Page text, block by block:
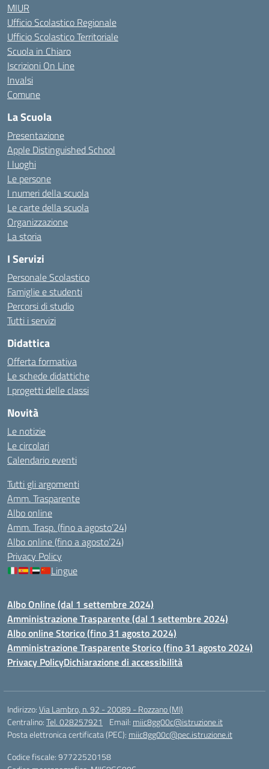
MIUR
Ufficio Scolastico Regionale
Ufficio Scolastico Territoriale
Scuola in Chiaro
Iscrizioni On Line
Invalsi
Comune
La Scuola
Presentazione
Apple Distinguished School
I luoghi
Le persone
I numeri della scuola
Le carte della scuola
Organizzazione
La storia
I Servizi
Personale Scolastico
Famiglie e studenti
Percorsi di studio
Tutti i servizi
Didattica
Offerta formativa
Le schede didattiche
I progetti delle classi
Novità
Le notizie
Le circolari
Calendario eventi
Tutti gli argomenti
Amm. Trasparente
Albo online
Amm. Trasp. (fino a agosto’24)
Albo online (fino a agosto’24)
Privacy Policy
Lingue
Albo Online (dal 1 settembre 2024)
Amministrazione Trasparente (dal 1 settembre 2024)
Albo online Storico (fino 31 agosto 2024)
Amministrazione Trasparente Storico (fino 31 agosto 2024)
Privacy PolicyDichiarazione di accessibilità
Indirizzo:Via Lambro, n. 92 - 20089 - Rozzano (MI)
Centralino:Tel. 028257921 Email: miic8gg00c@istruzione.it
Posta elettronica certificata (PEC): miic8gg00c@pec.istruzione.it
Codice fiscale: 97722520158